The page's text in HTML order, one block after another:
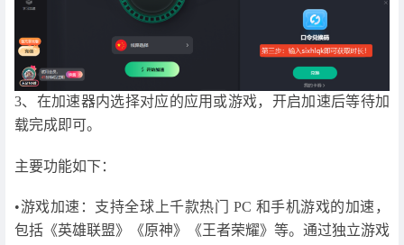
3、在加速器内选择对应的应用或游戏，开启加速后等待加
载完成即可。
主要功能如下：
•游戏加速：支持全球上千款热门 PC 和手机游戏的加速，
包括《英雄联盟》《原神》《王者荣耀》等。通过独立游戏